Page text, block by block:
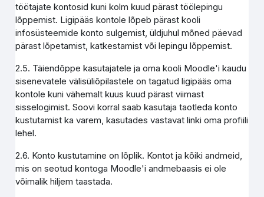
töötajate kontosid kuni kolm kuud pärast töölepingu
lõppemist. Ligipääs kontole lõpeb pärast kooli
infosüsteemide konto sulgemist, üldjuhul mõned päevad
pärast lõpetamist, katkestamist või lepingu lõppemist.
2.5. Täiendõppe kasutajatele ja oma kooli Moodle'i kaudu
sisenevatele välisüliõpilastele on tagatud ligipääs oma
kontole kuni vähemalt kuus kuud pärast viimast
sisselogimist. Soovi korral saab kasutaja taotleda konto
kustutamist ka varem, kasutades vastavat linki oma profiili
lehel.
2.6. Konto kustutamine on lõplik. Kontot ja kõiki andmeid,
mis on seotud kontoga Moodle'i andmebaasis ei ole
võimalik hiljem taastada.